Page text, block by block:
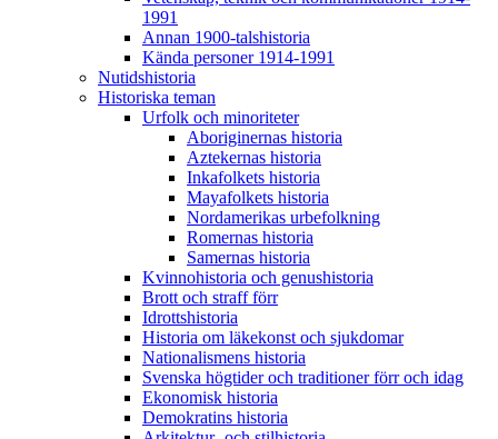
1991
Annan 1900-talshistoria
Kända personer 1914-1991
Nutidshistoria
Historiska teman
Urfolk och minoriteter
Aboriginernas historia
Aztekernas historia
Inkafolkets historia
Mayafolkets historia
Nordamerikas urbefolkning
Romernas historia
Samernas historia
Kvinnohistoria och genushistoria
Brott och straff förr
Idrottshistoria
Historia om läkekonst och sjukdomar
Nationalismens historia
Svenska högtider och traditioner förr och idag
Ekonomisk historia
Demokratins historia